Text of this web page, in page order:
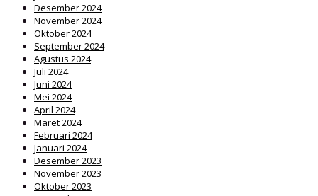
Desember 2024
November 2024
Oktober 2024
September 2024
Agustus 2024
Juli 2024
Juni 2024
Mei 2024
April 2024
Maret 2024
Februari 2024
Januari 2024
Desember 2023
November 2023
Oktober 2023